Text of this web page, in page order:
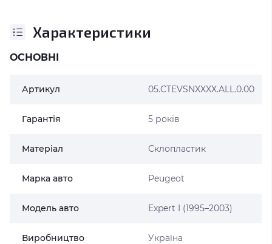
Характеристики
ОСНОВНІ
Артикул 05.CTEVSNXXXX.ALL.0.00
Гарантія 5 років
Матеріал Склопластик
Марка авто Peugeot
Модель авто Expert I (1995–2003)
Виробництво Україна